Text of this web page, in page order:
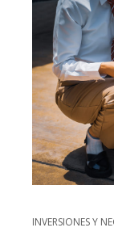
INVERSIONES Y